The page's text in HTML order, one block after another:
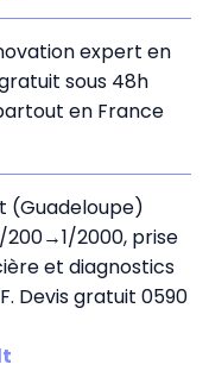
expert en
sous 48h
en France
(Guadeloupe)
200→1/2000, prise
et diagnostics
Devis gratuit 0590